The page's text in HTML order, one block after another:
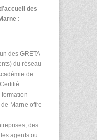
des
:
des GRETA
du réseau
de
Marne offre
des
agents ou